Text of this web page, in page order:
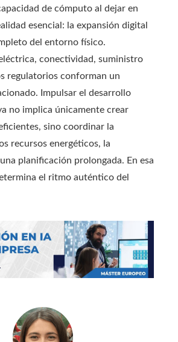
de cómputo al dejar en
esencial: la expansión digital
del entorno físico.
conectividad, suministro
regulatorios conforman un
Impulsar el desarrollo
no implica únicamente crear
sino coordinar la
recursos energéticos, la
planificación prolongada. En esa
el ritmo auténtico del